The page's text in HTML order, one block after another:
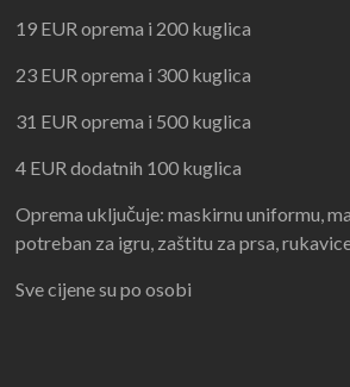
19 EUR oprema i 200 kuglica
23 EUR oprema i 300 kuglica
31 EUR oprema i 500 kuglica
4 EUR dodatnih 100 kuglica
Oprema uključuje: maskirnu uniformu,
potreban za igru, zaštitu za prsa,
Sve cijene su po osobi